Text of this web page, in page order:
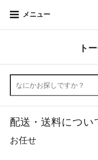
メニュー
ト
配送・送料につい
お任せ